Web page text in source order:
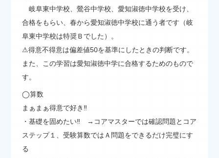
岐阜東中学校、鶯谷中学校、愛知淑徳中学校を受け、
合格をもらい、春から愛知淑徳中学校に通う者です（岐
阜東中学校は特奨Ｂでした）。
⚠︎得意不得意は偏差値50を基準にしたときの判断です。
また、この学習は愛知淑徳中学に合格するためのもので
す。
◯算数
まぁまぁ得意で好き‼
・基礎を固めたい‼ →コアマスターでは確認問題とコア
ステップ１、受験算数ではＡ問題をできるだけ完璧にす
る